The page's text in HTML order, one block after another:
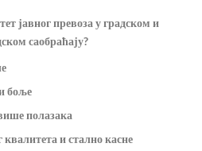
јавног превоза у градском и
саобраћају?
боље
полазака
и стално касне